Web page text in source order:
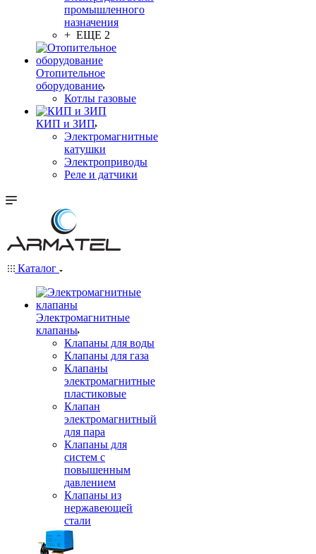
промышленного
назначения
+ ЕЩЕ 2
Отопительное
оборудование
Котлы газовые
КИП и ЗИП
Электромагнитные
катушки
Электроприводы
Реле и датчики
Каталог
Электромагнитные
клапаны
Клапаны для воды
Клапаны для газа
Клапаны
электромагнитные
пластиковые
Клапан
электромагнитный
для пара
Клапаны для
систем с
повышенным
давлением
Клапаны из
нержавеющей
стали